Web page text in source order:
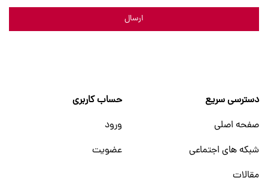
ارسال
دسترسی سریع
صفحه اصلی
شبکه های اجتماعی
مقالات
حساب کاربری
ورود
عضویت